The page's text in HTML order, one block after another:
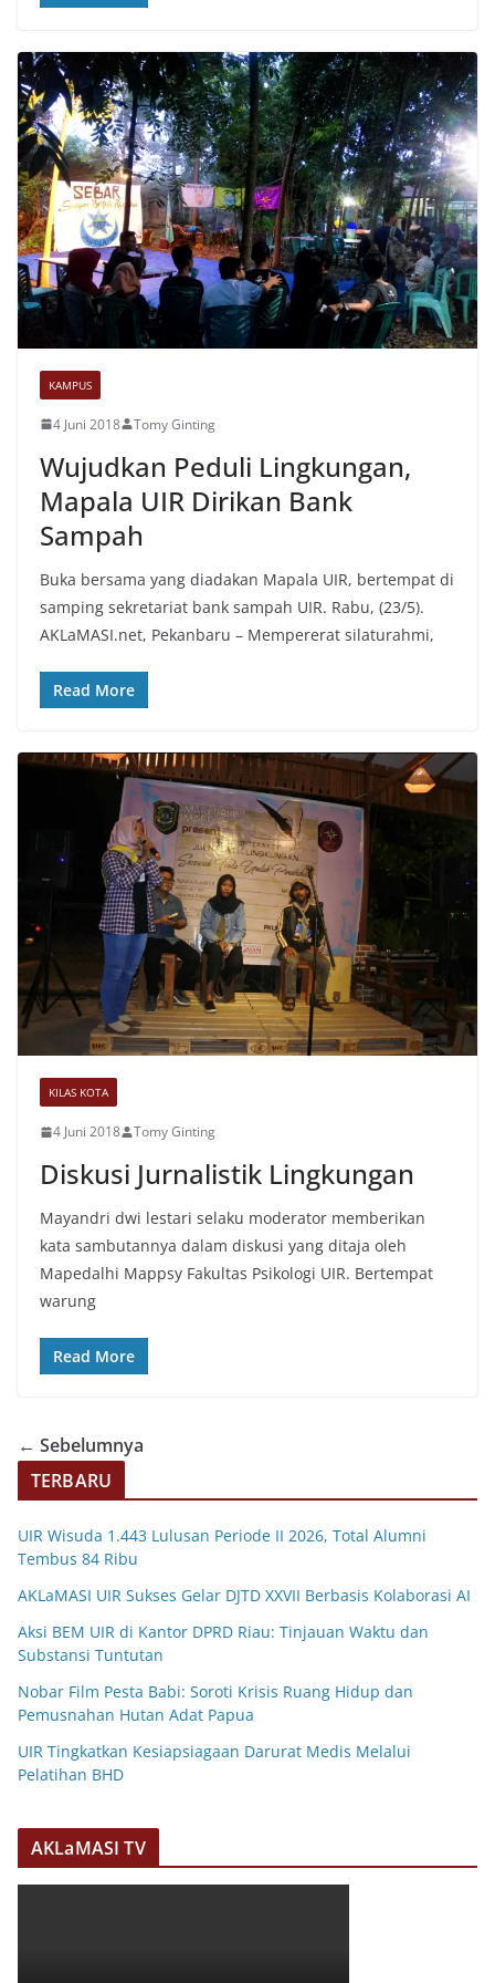
KAMPUS
4 Juni 2018 Tomy Ginting
Wujudkan Peduli Lingkungan,
Mapala UIR Dirikan Bank
Sampah
Buka bersama yang diadakan Mapala UIR, bertempat di
samping sekretariat bank sampah UIR. Rabu, (23/5).
AKLaMASI.net, Pekanbaru – Mempererat silaturahmi,
Read More
KILAS KOTA
4 Juni 2018 Tomy Ginting
Diskusi Jurnalistik Lingkungan
Mayandri dwi lestari selaku moderator memberikan
kata sambutannya dalam diskusi yang ditaja oleh
Mapedalhi Mappsy Fakultas Psikologi UIR. Bertempat
warung
Read More
← Sebelumnya
TERBARU
UIR Wisuda 1.443 Lulusan Periode II 2026, Total Alumni
Tembus 84 Ribu
AKLaMASI UIR Sukses Gelar DJTD XXVII Berbasis Kolaborasi AI
Aksi BEM UIR di Kantor DPRD Riau: Tinjauan Waktu dan
Substansi Tuntutan
Nobar Film Pesta Babi: Soroti Krisis Ruang Hidup dan
Pemusnahan Hutan Adat Papua
UIR Tingkatkan Kesiapsiagaan Darurat Medis Melalui
Pelatihan BHD
AKLaMASI TV